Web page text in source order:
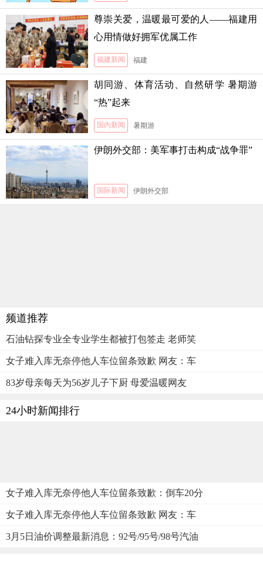
尊崇关爱，温暖最可爱的人——福建用
心用情做好拥军优属工作
福建新闻 福建
胡同游、体育活动、自然研学 暑期游
“热”起来
国内新闻 暑期游
伊朗外交部：美军事打击构成“战争罪”
国际新闻 伊朗外交部
频道推荐
石油钻探专业全专业学生都被打包签走 老师笑
女子难入库无奈停他人车位留条致歉 网友：车
83岁母亲每天为56岁儿子下厨 母爱温暖网友
24小时新闻排行
女子难入库无奈停他人车位留条致歉：倒车20分
女子难入库无奈停他人车位留条致歉 网友：车
3月5日油价调整最新消息：92号/95号/98号汽油